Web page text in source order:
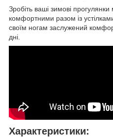
Зробіть ваші зимові
комфортними разом із
своїм ногам заслужений
дні.
Характеристики: